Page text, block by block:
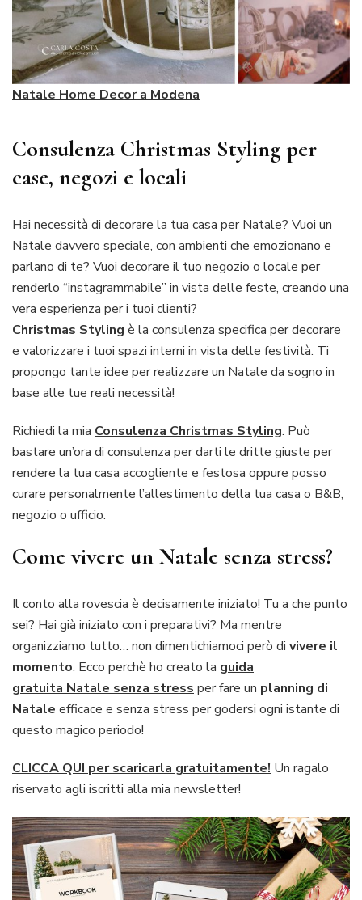
Natale Home Decor a Modena
Consulenza Christmas Styling per
case, negozi e locali
Hai necessità di decorare la tua casa per Natale? Vuoi un
Natale davvero speciale, con ambienti che emozionano e
parlano di te? Vuoi decorare il tuo negozio o locale per
renderlo “instagrammabile” in vista delle feste, creando una
vera esperienza per i tuoi clienti?
Christmas Styling è la consulenza specifica per decorare
e valorizzare i tuoi spazi interni in vista delle festività. Ti
propongo tante idee per realizzare un Natale da sogno in
base alle tue reali necessità!
Richiedi la mia Consulenza Christmas Styling. Può
bastare un’ora di consulenza per darti le dritte giuste per
rendere la tua casa accogliente e festosa oppure posso
curare personalmente l’allestimento della tua casa o B&B,
negozio o ufficio.
Come vivere un Natale senza stress?
Il conto alla rovescia è decisamente iniziato! Tu a che punto
sei? Hai già iniziato con i preparativi? Ma mentre
organizziamo tutto… non dimentichiamoci però di vivere il
momento. Ecco perchè ho creato la guida
gratuita Natale senza stress per fare un planning di
Natale efficace e senza stress per godersi ogni istante di
questo magico periodo!
CLICCA QUI per scaricarla gratuitamente! Un ragalo
riservato agli iscritti alla mia newsletter!